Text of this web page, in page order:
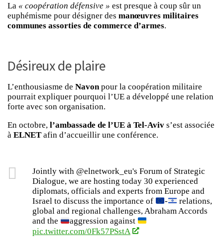
La « coopération défensive » est presque à coup sûr un
euphémisme pour désigner des manœuvres militaires
communes assorties de commerce d’armes.
Désireux de plaire
L’enthousiasme de Navonpour la coopération militaire
pourrait expliquer pourquoi l’UE a développé une relation
forte avec son organisation.
En octobre, l’ambassade de l’UE à Tel-Aviv s’est associée
à ELNET afin d’accueillir une conférence.
Jointly with @elnetwork_eu's Forum of Strategic
Dialogue, we are hosting today 30 experienced
diplomats, officials and experts from Europe and
Israel to discuss the importance of
-
relations,
global and regional challenges, Abraham Accords
and the
aggression against
pic.twitter.com/0Fk57PSstA